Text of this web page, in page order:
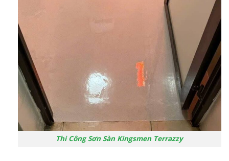
Thi Công Sơn Sàn Kingsmen Terrazzy